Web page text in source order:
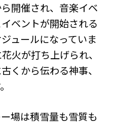
開催され、音楽イベ
ベントが開始される
ュールになっていま
火が打ち上げられ、
くから伝わる神事、
場は積雪量も雪質も